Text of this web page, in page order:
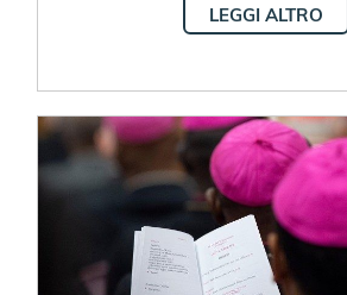
LEGGI ALTRO